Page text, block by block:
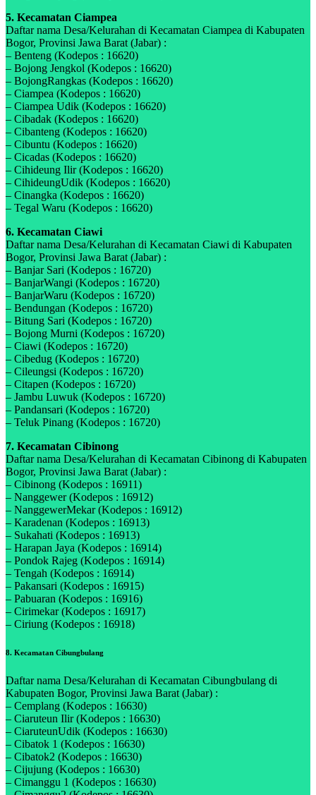
5. Kecamatan Ciampea
Daftar nama Desa/Kelurahan di Kecamatan Ciampea di Kabupaten
Bogor, Provinsi Jawa Barat (Jabar) :
– Benteng (Kodepos : 16620)
– Bojong Jengkol (Kodepos : 16620)
– BojongRangkas (Kodepos : 16620)
– Ciampea (Kodepos : 16620)
– Ciampea Udik (Kodepos : 16620)
– Cibadak (Kodepos : 16620)
– Cibanteng (Kodepos : 16620)
– Cibuntu (Kodepos : 16620)
– Cicadas (Kodepos : 16620)
– Cihideung Ilir (Kodepos : 16620)
– CihideungUdik (Kodepos : 16620)
– Cinangka (Kodepos : 16620)
– Tegal Waru (Kodepos : 16620)
6. Kecamatan Ciawi
Daftar nama Desa/Kelurahan di Kecamatan Ciawi di Kabupaten
Bogor, Provinsi Jawa Barat (Jabar) :
– Banjar Sari (Kodepos : 16720)
– BanjarWangi (Kodepos : 16720)
– BanjarWaru (Kodepos : 16720)
– Bendungan (Kodepos : 16720)
– Bitung Sari (Kodepos : 16720)
– Bojong Murni (Kodepos : 16720)
– Ciawi (Kodepos : 16720)
– Cibedug (Kodepos : 16720)
– Cileungsi (Kodepos : 16720)
– Citapen (Kodepos : 16720)
– Jambu Luwuk (Kodepos : 16720)
– Pandansari (Kodepos : 16720)
– Teluk Pinang (Kodepos : 16720)
7. Kecamatan Cibinong
Daftar nama Desa/Kelurahan di Kecamatan Cibinong di Kabupaten
Bogor, Provinsi Jawa Barat (Jabar) :
– Cibinong (Kodepos : 16911)
– Nanggewer (Kodepos : 16912)
– NanggewerMekar (Kodepos : 16912)
– Karadenan (Kodepos : 16913)
– Sukahati (Kodepos : 16913)
– Harapan Jaya (Kodepos : 16914)
– Pondok Rajeg (Kodepos : 16914)
– Tengah (Kodepos : 16914)
– Pakansari (Kodepos : 16915)
– Pabuaran (Kodepos : 16916)
– Cirimekar (Kodepos : 16917)
– Ciriung (Kodepos : 16918)
8. Kecamatan Cibungbulang
Daftar nama Desa/Kelurahan di Kecamatan Cibungbulang di
Kabupaten Bogor, Provinsi Jawa Barat (Jabar) :
– Cemplang (Kodepos : 16630)
– Ciaruteun Ilir (Kodepos : 16630)
– CiaruteunUdik (Kodepos : 16630)
– Cibatok 1 (Kodepos : 16630)
– Cibatok2 (Kodepos : 16630)
– Cijujung (Kodepos : 16630)
– Cimanggu 1 (Kodepos : 16630)